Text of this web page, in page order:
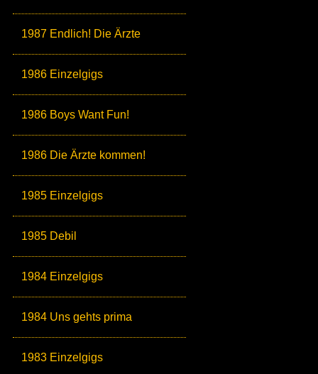
1987 Endlich! Die Ärzte
1986 Einzelgigs
1986 Boys Want Fun!
1986 Die Ärzte kommen!
1985 Einzelgigs
1985 Debil
1984 Einzelgigs
1984 Uns gehts prima
1983 Einzelgigs